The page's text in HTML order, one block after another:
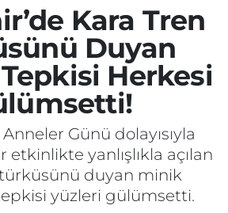
Kara Tren
Duyan
Herkesi
Günü dolayısıyla
yanlışlıkla açılan
duyan minik
yüzleri gülümsetti.
Durumu ve Fikstür